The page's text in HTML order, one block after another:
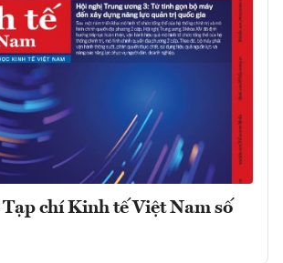
chí Kinh tế Việt Nam số